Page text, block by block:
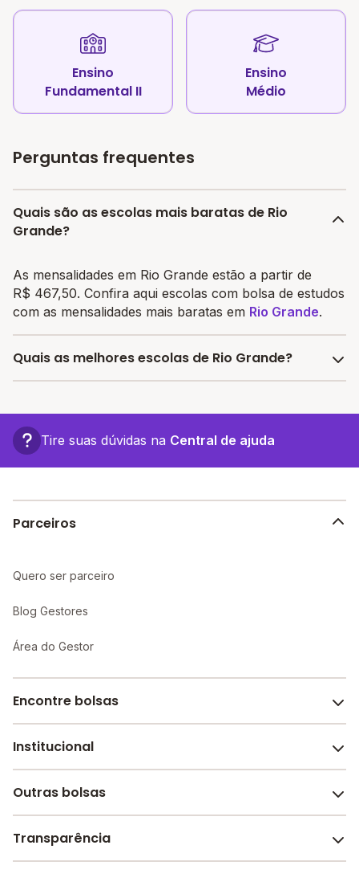
Ensino
Fundamental II
Ensino
Médio
Perguntas frequentes
Quais são as escolas mais baratas de Rio
Grande?
As mensalidades em Rio Grande estão a partir de
R$ 467,50. Confira aqui escolas com bolsa de estudos
com as mensalidades mais baratas em Rio Grande.
Quais as melhores escolas de Rio Grande?
Tire suas dúvidas na Central de ajuda
Parceiros
Quero ser parceiro
Blog Gestores
Área do Gestor
Encontre bolsas
Melhores escolas de São Paulo
Escolas por cidade e bairro
Institucional
Sobre o Melhor Escola
Revista Melhor Escola
Outras bolsas
Faculdades e universidades
Transparência